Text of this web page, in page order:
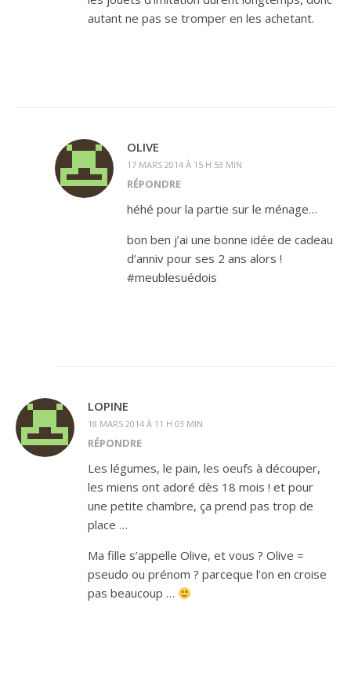
autant ne pas se tromper en les achetant.
OLIVE
17 MARS 2014 À 15 H 53 MIN
RÉPONDRE
héhé pour la partie sur le ménage…
bon ben j’ai une bonne idée de cadeau
d’anniv pour ses 2 ans alors !
#meublesuédois
LOPINE
18 MARS 2014 À 11 H 03 MIN
RÉPONDRE
Les légumes, le pain, les oeufs à découper,
les miens ont adoré dès 18 mois ! et pour
une petite chambre, ça prend pas trop de
place …
Ma fille s’appelle Olive, et vous ? Olive =
pseudo ou prénom ? parceque l’on en croise
pas beaucoup …